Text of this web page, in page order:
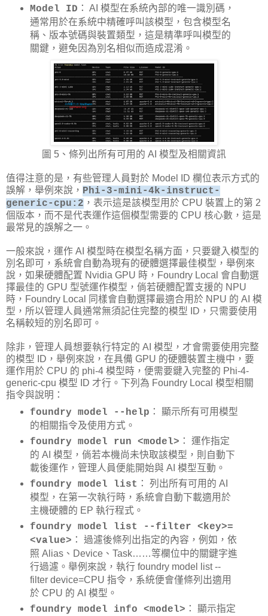
Model ID ： AI 模型在系統內部的唯一識別碼，
通常用於在系統中精確呼叫該模型，包含模型名
稱、版本號碼與裝置類型，這是精準呼叫模型的
關鍵，避免因為別名相似而造成混淆。
圖 5、條列出所有可用的 AI 模型及相關資訊
值得注意的是，有些管理人員對於 Model ID 欄位表示方式的
誤解，舉例來說， Phi-3-mini-4k-instruct-
generic-cpu:2 ，表示這是該模型用於 CPU 裝置上的第 2
個版本，而不是代表運作這個模型需要的 CPU 核心數，這是
最常見的誤解之一。
一般來說，運作 AI 模型時在模型名稱方面，只要鍵入模型的
別名即可，系統會自動為現有的硬體選擇最佳模型，舉例來
說，如果硬體配置 Nvidia GPU 時，Foundry Local 會自動選
擇最佳的 GPU 型號運作模型，倘若硬體配置支援的 NPU
時，Foundry Local 同樣會自動選擇最適合用於 NPU 的 AI 模
型，所以管理人員通常無須記住完整的模型 ID，只需要使用
名稱較短的別名即可。
除非，管理人員想要執行特定的 AI 模型，才會需要使用完整
的模型 ID，舉例來說，在具備 GPU 的硬體裝置主機中，要
運作用於 CPU 的 phi-4 模型時，便需要鍵入完整的 Phi-4-
generic-cpu 模型 ID 才行。下列為 Foundry Local 模型相關
指令與說明：
foundry model --help ： 顯示所有可用模型
的相關指令及使用方式。
foundry model run <model> ： 運作指定
的 AI 模型，倘若本機尚未快取該模型，則自動下
載後運作，管理人員便能開始與 AI 模型互動。
foundry model list ： 列出所有可用的 AI
模型，在第一次執行時，系統會自動下載適用於
主機硬體的 EP 執行程式。
foundry model list --filter <key>=
<value> ： 過濾後條列出指定的內容，例如，依
照 Alias、Device、Task……等欄位中的關鍵字進
行過濾。舉例來說，執行 foundry model list --
filter device=CPU 指令，系統便會僅條列出適用
於 CPU 的 AI 模型。
foundry model info <model> ： 顯示指定